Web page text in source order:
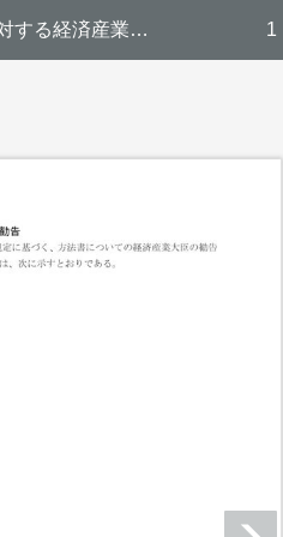
幌延_評価書_7章 方法書に対する経済産業大臣の勧告 1